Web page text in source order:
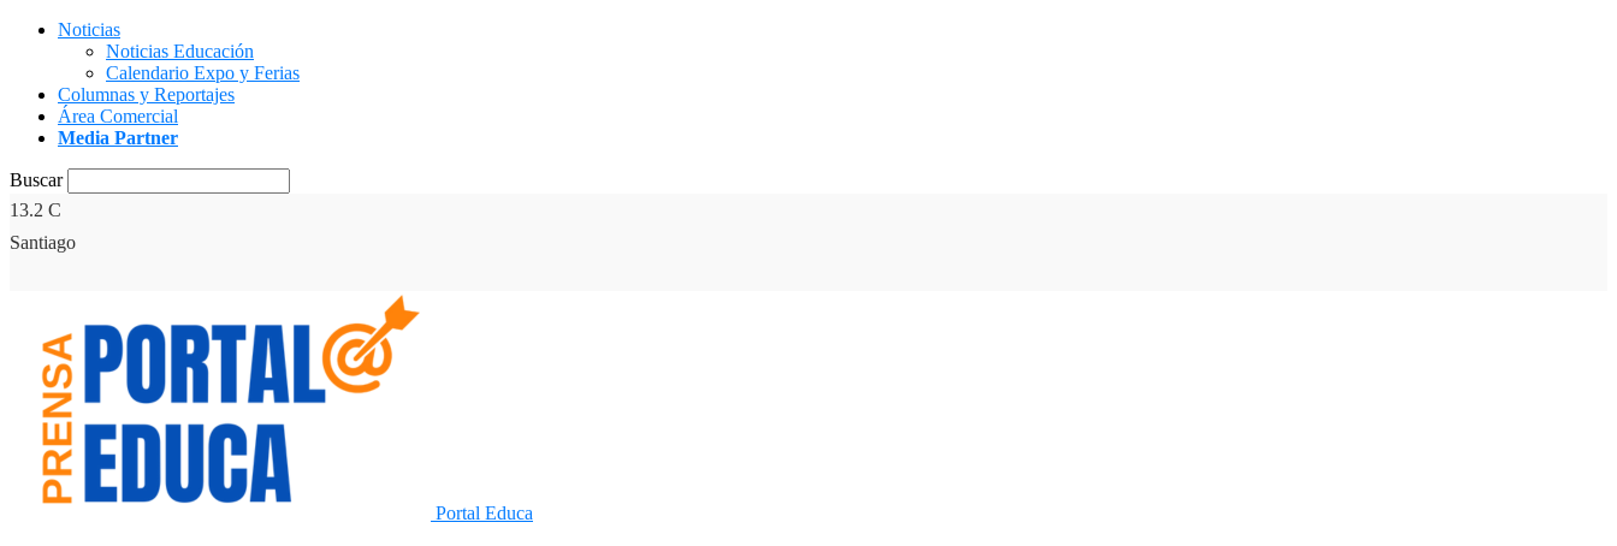
Noticias
Noticias Educación
Calendario Expo y Ferias
Columnas y Reportajes
Área Comercial
Media Partner
Buscar
13.2 C
Santiago
Portal Educa